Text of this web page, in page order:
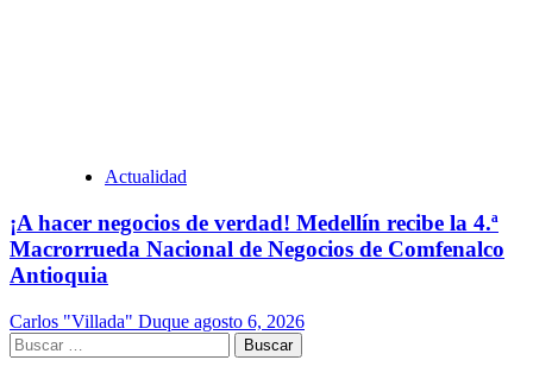
Actualidad
¡A hacer negocios de verdad! Medellín recibe la 4.ª
Macrorrueda Nacional de Negocios de Comfenalco
Antioquia
Carlos "Villada" Duque agosto 6, 2026
Buscar: